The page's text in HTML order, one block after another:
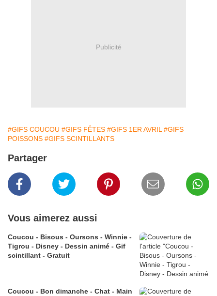
Publicité
#GIFS COUCOU #GIFS FÊTES #GIFS 1ER AVRIL #GIFS
POISSONS #GIFS SCINTILLANTS
Partager
Vous aimerez aussi
Coucou - Bisous - Oursons - Winnie -
Tigrou - Disney - Dessin animé - Gif
scintillant - Gratuit
Coucou - Bon dimanche - Chat - Main